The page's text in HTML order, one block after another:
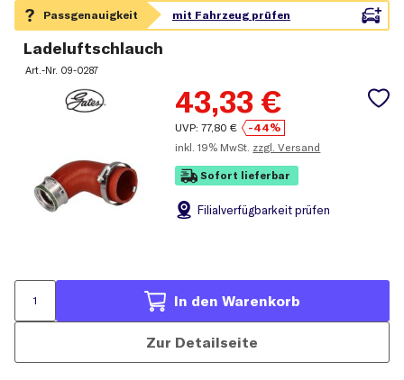
Ladeluftschlauch
Art.-Nr. 09-0287
43,33 €
UVP:77,80 €
-44%
inkl. 19% MwSt. zzgl. Versand
Sofort lieferbar
Filialverfügbarkeit prüfen
In den Warenkorb
Zur Detailseite